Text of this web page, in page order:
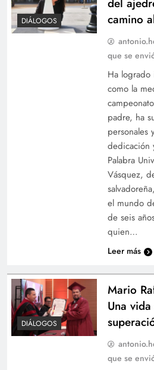
DIÁLOGOS
del
camino
que se
Ha logrado
como la
padre, ha
personales
dedicación
Palabra
Vásquez,
el mundo
de seis
quien…
Leer más
DIÁLOGOS
Mario
Una
que se